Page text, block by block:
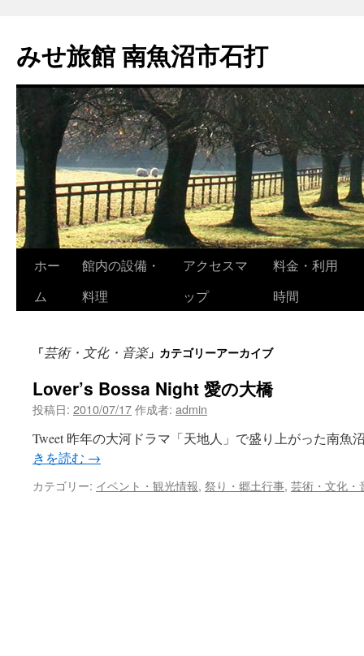
テ
ン
ス
キ
ッ
プ
みせ旅館 南魚沼市石打
ホー
ム
館内の設備・
料理
アクセスマ
ップ
料金・利用
時間
「芸術・文化・音楽」カテゴリーアーカイブ
Lover’s Bossa Night 愛の大橋
投稿日: 2010/07/17作成者: admin
Tweet 昨年の大河ドラマ「天地人」で盛り上がった南
きを読む →
カテゴリー: イベント・観光情報, 祭り・郷土行事, 芸術・文化・